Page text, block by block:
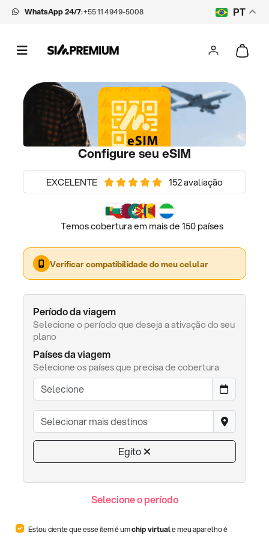
WhatsApp 24/7:+55 11 4949-5008 PT
Configure seu eSIM
EXCELENTE 152 avaliação
Temos cobertura em mais de 150 países
Verificar compatibilidade do meu celular
Período da viagem
Selecione o período que deseja a ativação do seu
plano
Países da viagem
Selecione os países que precisa de cobertura
Egito
Selecione o período
Estou ciente que esse item é umchip virtuale meu aparelho é